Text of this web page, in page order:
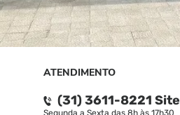
ATENDIMENTO
(31) 3611-8221 Site
Segunda a Sexta das 8h às 17h30